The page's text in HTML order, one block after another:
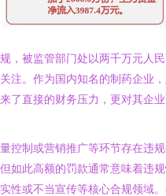
，被监管部门处以两千万元人
注。作为国内知名的制药企业
了直接的财务压力，更对其企
控制或营销推广等环节存在违
如此高额的罚款通常意味着违
性或不当宣传等核心合规领域